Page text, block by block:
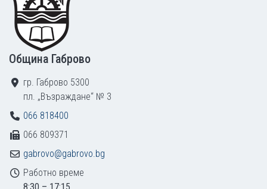
Община Габрово
гр. Габрово 5300
пл. „Възраждане“ № 3
066 818400
066 809371
gabrovo@gabrovo.bg
Работно време